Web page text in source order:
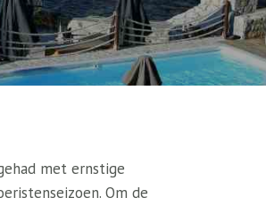
met ernstige
Om de